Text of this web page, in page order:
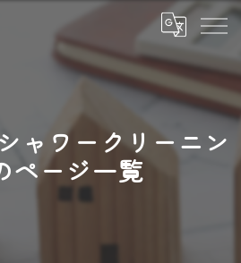
ャワークリーニン
ページ一覧